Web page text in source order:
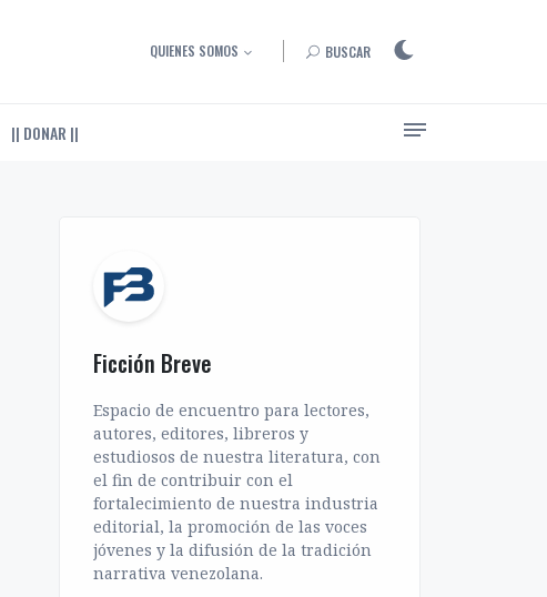
QUIENES SOMOS BUSCAR
|| DONAR ||
Ficción Breve
Espacio de encuentro para lectores,
autores, editores, libreros y
estudiosos de nuestra literatura, con
el fin de contribuir con el
fortalecimiento de nuestra industria
editorial, la promoción de las voces
jóvenes y la difusión de la tradición
narrativa venezolana.